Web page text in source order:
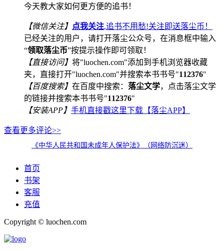
今天教大家如何更方便的追书！
【微信关注】 点我关注,追书不用愁!关注即送落尘币！
已经关注的用户，请打开落尘公众号，在消息框中输入
“领取落尘币”按提示操作即可领取！
【直接访问】 将"luochen.com"添加到手机浏览器收藏
夹，直接打开"luochen.com"并搜索本书书号"112376"
【百度搜索】 在百度中搜索： 落尘文学，点击落尘文学
的链接并搜索本书书号"112376"
【安装APP】 手机直接戳这里下载【落尘APP】
查看更多评论>>
《中华人民共和国未成年人保护法》（网络防沉迷）
首页
书架
客服
充值
Copyright © luochen.com